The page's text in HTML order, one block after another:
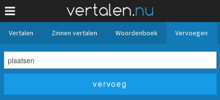
Vertalen Zinnen vertalen Woordenboek Vervoegen